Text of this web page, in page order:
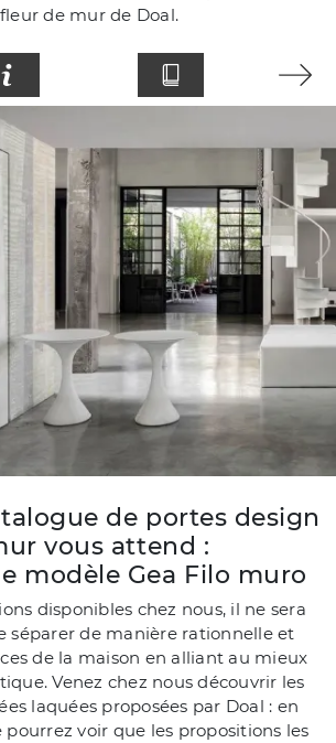
fleur de mur de Doal.
de portes design
vous attend :
modèle Gea Filo muro
disponibles chez nous, il ne sera
séparer de manière rationnelle et
de la maison en alliant au mieux
Venez chez nous découvrir les
laquées proposées par Doal : en
pourrez voir que les propositions les